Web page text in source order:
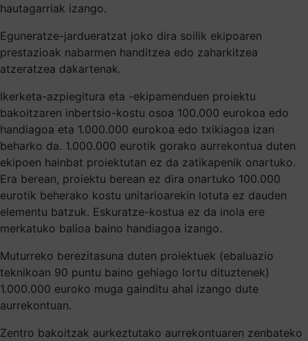
hautagarriak izango.
Eguneratze-jardueratzat joko dira soilik ekipoaren
prestazioak nabarmen handitzea edo zaharkitzea
atzeratzea dakartenak.
Ikerketa-azpiegitura eta -ekipamenduen proiektu
bakoitzaren inbertsio-kostu osoa 100.000 eurokoa edo
handiagoa eta 1.000.000 eurokoa edo txikiagoa izan
beharko da. 1.000.000 eurotik gorako aurrekontua duten
ekipoen hainbat proiektutan ez da zatikapenik onartuko.
Era berean, proiektu berean ez dira onartuko 100.000
eurotik beherako kostu unitarioarekin lotuta ez dauden
elementu batzuk. Eskuratze-kostua ez da inola ere
merkatuko balioa baino handiagoa izango.
Muturreko berezitasuna duten proiektuek (ebaluazio
teknikoan 90 puntu baino gehiago lortu dituztenek)
1.000.000 euroko muga gainditu ahal izango dute
aurrekontuan.
Zentro bakoitzak aurkeztutako aurrekontuaren zenbateko